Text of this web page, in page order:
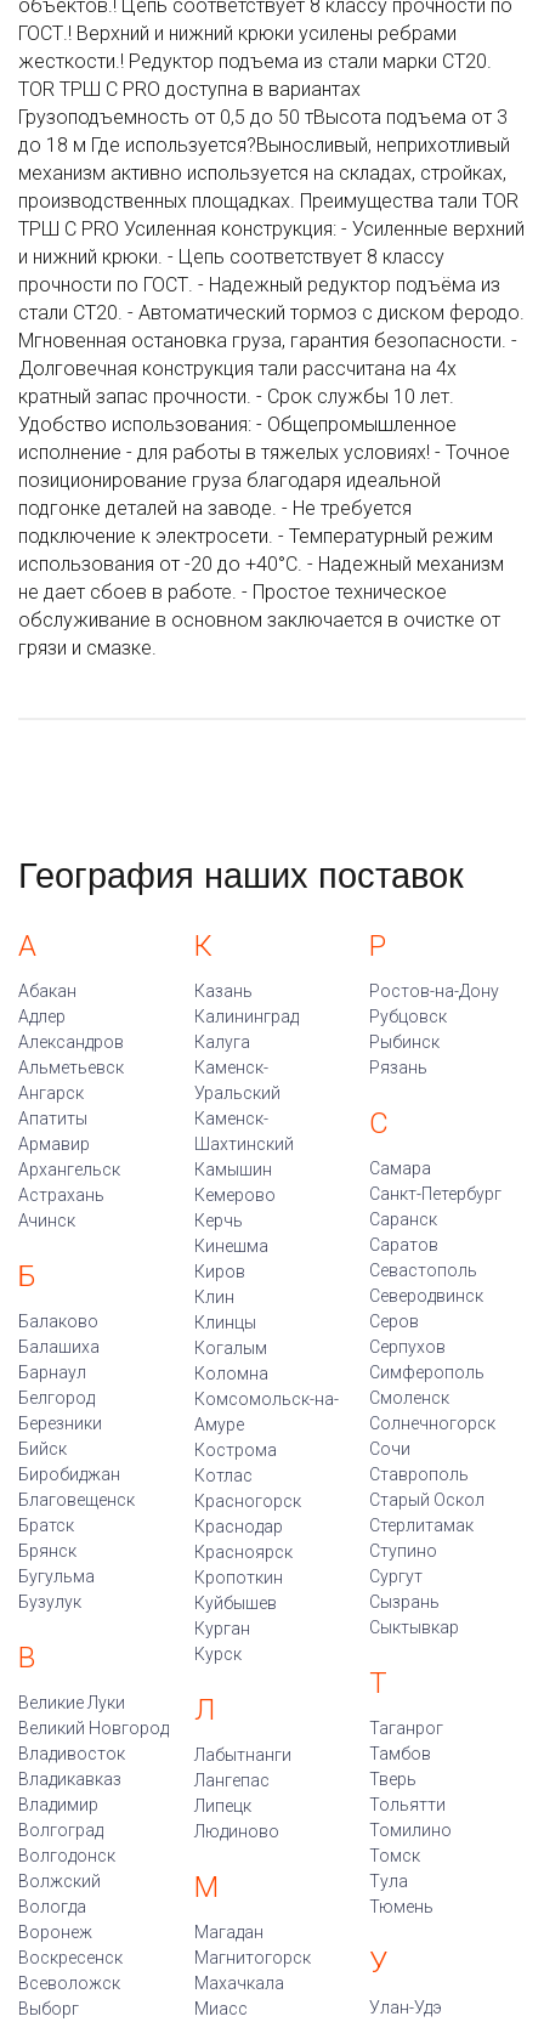
объектов.! Цепь соответствует 8 классу прочности по
ГОСТ.! Верхний и нижний крюки усилены ребрами
жесткости.! Редуктор подъема из стали марки СТ20.
TOR ТРШ С PRO доступна в вариантах
Грузоподъемность от 0,5 до 50 тВысота подъема от 3
до 18 м Где используется?Выносливый, неприхотливый
механизм активно используется на складах, стройках,
производственных площадках. Преимущества тали TOR
ТРШ C PRO Усиленная конструкция: - Усиленные верхний
и нижний крюки. - Цепь соответствует 8 классу
прочности по ГОСТ. - Надежный редуктор подъёма из
стали СТ20. - Автоматический тормоз с диском феродо.
Мгновенная остановка груза, гарантия безопасности. -
Долговечная конструкция тали рассчитана на 4х
кратный запас прочности. - Срок службы 10 лет.
Удобство использования: - Общепромышленное
исполнение - для работы в тяжелых условиях! - Точное
позиционирование груза благодаря идеальной
подгонке деталей на заводе. - Не требуется
подключение к электросети. - Температурный режим
использования от -20 до +40°C. - Надежный механизм
не дает сбоев в работе. - Простое техническое
обслуживание в основном заключается в очистке от
грязи и смазке.
География наших поставок
А
Абакан
Адлер
Александров
Альметьевск
Ангарск
Апатиты
Армавир
Архангельск
Астрахань
Ачинск
Б
Балаково
Балашиха
Барнаул
Белгород
Березники
Бийск
Биробиджан
Благовещенск
Братск
Брянск
Бугульма
Бузулук
В
Великие Луки
Великий Новгород
Владивосток
Владикавказ
Владимир
Волгоград
Волгодонск
Волжский
Вологда
Воронеж
Воскресенск
Всеволожск
Выборг
К
Казань
Калининград
Калуга
Каменск-
Уральский
Каменск-
Шахтинский
Камышин
Кемерово
Керчь
Кинешма
Киров
Клин
Клинцы
Когалым
Коломна
Комсомольск-на-
Амуре
Кострома
Котлас
Красногорск
Краснодар
Красноярск
Кропоткин
Куйбышев
Курган
Курск
Л
Лабытнанги
Лангепас
Липецк
Людиново
М
Магадан
Магнитогорск
Махачкала
Миасс
Р
Ростов-на-Дону
Рубцовск
Рыбинск
Рязань
С
Самара
Санкт-Петербург
Саранск
Саратов
Севастополь
Северодвинск
Серов
Серпухов
Симферополь
Смоленск
Солнечногорск
Сочи
Ставрополь
Старый Оскол
Стерлитамак
Ступино
Сургут
Сызрань
Сыктывкар
Т
Таганрог
Тамбов
Тверь
Тольятти
Томилино
Томск
Тула
Тюмень
У
Улан-Удэ